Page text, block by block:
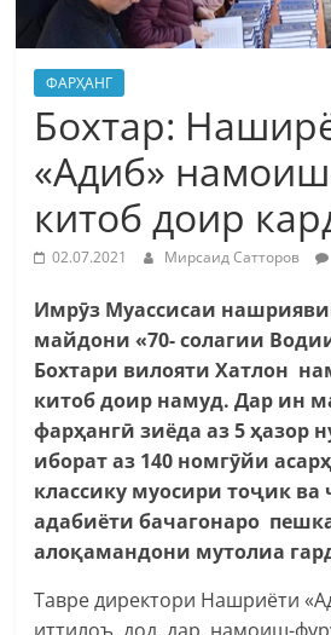
ФАРҲАНГ
Бохтар:
«Адиб»
китоб доир
02.07.2021 Мирсаид Сатторов
Имрӯз Муассисаи
майдони «70- солагии
Бохтари вилояти Хатлон
китоб доир намуд. Дар ин
фарҳангӣ зиёда аз 5 ҳазор
иборат аз 140 номгӯйи
классику муосири тоҷик
адабиёти бачагонаро
алоқамандони мутолиа
Тавре директори Нашриёти